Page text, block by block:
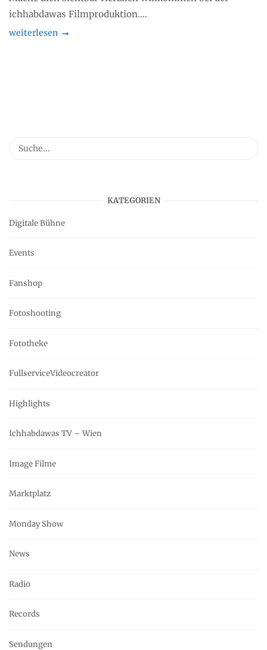
ichhabdawas Filmproduktion....
weiterlesen
KATEGORIEN
Digitale Bühne
Events
Fanshop
Fotoshooting
Fototheke
FullserviceVideocreator
Highlights
Ichhabdawas TV – Wien
Image Filme
Marktplatz
Monday Show
News
Radio
Records
Sendungen